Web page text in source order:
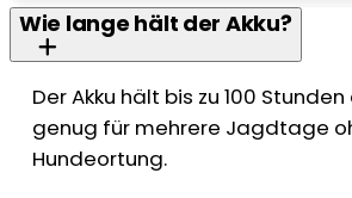
Wie lange hält der Akku?
Der Akku hält bis zu 100
genug für mehrere Jagdtage
Hundeortung.